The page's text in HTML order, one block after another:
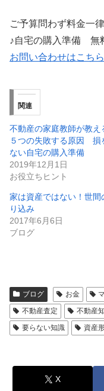
ご予算問わず料金一律
♪自宅の購入準備 無
お問い合わせはこち
関連
不動産の家庭教師が教え
５つの失敗する原因 損
ない自宅の購入準備
2019年12月1日
お役立ちヒント
家は資産ではない！世間
り込み
2017年6月6日
ブログ
ブログ お金
不動産査定
不動産
要らない知識
資産
X